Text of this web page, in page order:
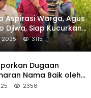
Aspirasi Warga, Agus
Djiwa, Siap Kucurkan
Pertanian di Kalukku
2025 3115
Dugaan
Nama Baik oleh
ke Propam Polda
2356